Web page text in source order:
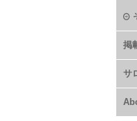
掲
サ